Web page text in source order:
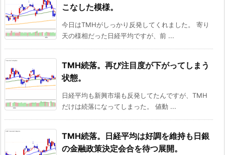
こなした模様。
今日はTMHがしっかり反発してくれました。 寄り
天の様相だった日経平均ですが、前 ...
TMH続落。再び注目度が下がってしまう
状態。
日経平均も新興市場も反発してたんですが、TMH
だけは続落になってしまった。 値動 ...
TMH続落。日経平均は好調を維持も日銀
の金融政策決定会合を待つ展開。